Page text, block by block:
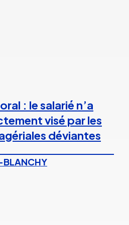
: le salarié n’a
visé par les
déviantes